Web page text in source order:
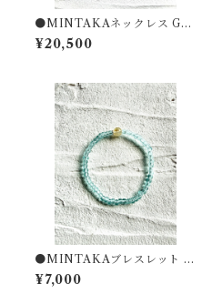
●MINTAKAネックレス GR5
0｜Lion's Gate Collection 2
026
¥20,500
●MINTAKAブレスレット A
Q ルチル｜Lion's Gate Colle
ction 2026
¥7,000